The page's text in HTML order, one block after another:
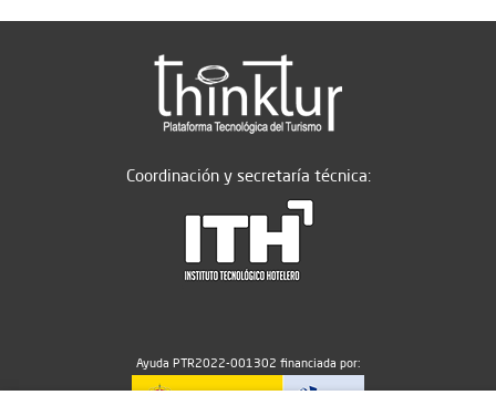
Coordinación y secretaría técnica:
Ayuda PTR2022-001302 financiada por: